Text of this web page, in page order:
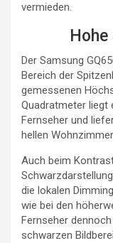
vermieden.
Der Samsung
Bereich der
gemessenen
Quadratmeter liegt
Fernseher und
hellen
Auch beim
die lokalen
wie bei den
Fernseher
schwarzen